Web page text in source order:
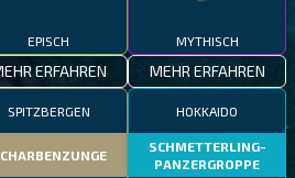
EPISCH
ERFAHREN
MYTHISCH
MEHR ERFAHREN
SPITZBERGEN HOKKAIDO
SCHMETTERLING-
PANZERGROPPE